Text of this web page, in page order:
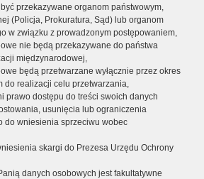
przekazywane organom państwowym,
(Policja, Prokuratura, Sąd) lub organom
w związku z prowadzonym postępowaniem,
nie będą przekazywane do państwa
międzynarodowej,
będą przetwarzane wyłącznie przez okres
do realizacji celu przetwarzania,
prawo dostępu do treści swoich danych
usunięcia lub ograniczenia
do wniesienia sprzeciwu wobec
skargi do Prezesa Urzędu Ochrony
danych osobowych jest fakultatywne